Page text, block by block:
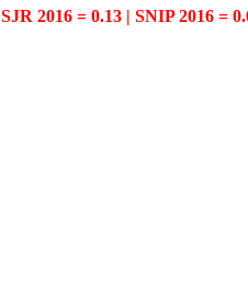
SJR 2016 = 0.13 | SNIP 2016 =